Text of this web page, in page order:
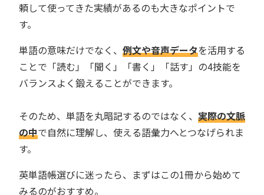
頼して使ってきた実績があるのも大きなポイントで
す。
単語の意味だけでなく、 例文や音声データを活用する
ことで「読む」「聞く」「書く」「話す」の4技能を
バランスよく鍛えることができます。
そのため、単語を丸暗記するのではなく、 実際の文脈
の中で自然に理解し、使える語彙力へとつなげられま
す。
英単語帳選びに迷ったら、まずはこの1冊から始めて
みるのがおすすめ。